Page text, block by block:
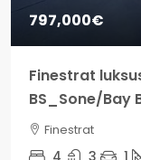
797,000€
Finestrat
BS_Sone/Bay
Finestrat
4 3 1